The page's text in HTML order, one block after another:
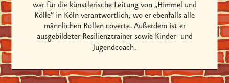
war für die künstlerische Leitung von „Himmel und
Kölle“ in Köln verantwortlich, wo er ebenfalls alle
männlichen Rollen coverte. Außerdem ist er
ausgebildeter Resilienztrainer sowie Kinder- und
Jugendcoach.